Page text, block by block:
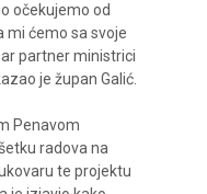
očekujemo od
mi ćemo sa svoje
partner ministrici
je župan Galić.
Penavom
radova na
te projektu